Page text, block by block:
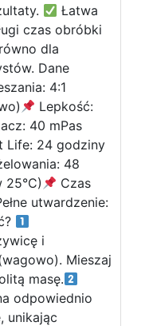
Łatwa
czas obróbki
dla
Dane
4:1
Lepkość:
40 mPas
Life: 24 godziny
48
25°C)
Czas
utwardzenie:
i
Mieszaj
masę.
odpowiednio
unikając